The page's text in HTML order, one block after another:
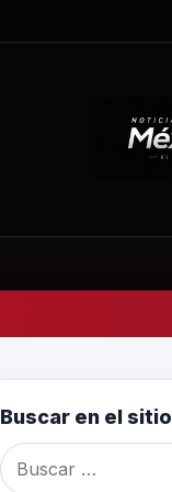
Buscar en el sitio